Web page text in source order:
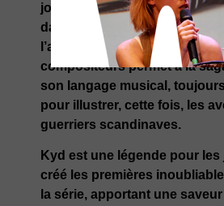
joueurs en 2017 pour
dans l’Égypte antique. La
l’ancienne et la nouvelle
compositeurs permet à la
son langage musical,
pour illustrer, cette fois, les
guerriers scandinaves.
Kyd est une légende pour les
créé les premières
la série, apportant une